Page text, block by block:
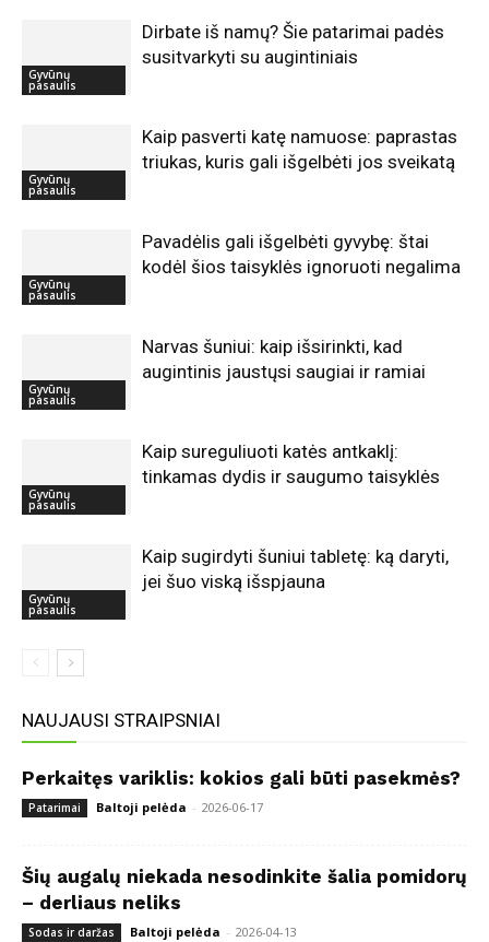
Gyvūnų
pasaulis
Dirbate iš namų? Šie patarimai padės
susitvarkyti su augintiniais
Gyvūnų
pasaulis
Kaip pasverti katę namuose: paprastas
triukas, kuris gali išgelbėti jos sveikatą
Gyvūnų
pasaulis
Pavadėlis gali išgelbėti gyvybę: štai
kodėl šios taisyklės ignoruoti negalima
Gyvūnų
pasaulis
Narvas šuniui: kaip išsirinkti, kad
augintinis jaustųsi saugiai ir ramiai
Gyvūnų
pasaulis
Kaip sureguliuoti katės antkaklį:
tinkamas dydis ir saugumo taisyklės
Gyvūnų
pasaulis
Kaip sugirdyti šuniui tabletę: ką daryti,
jei šuo viską išspjauna
NAUJAUSI STRAIPSNIAI
Perkaitęs variklis: kokios gali būti pasekmės?
Patarimai Baltoji pelėda - 2026-06-17
Šių augalų niekada nesodinkite šalia pomidorų
– derliaus neliks
Sodas ir daržas Baltoji pelėda - 2026-04-13